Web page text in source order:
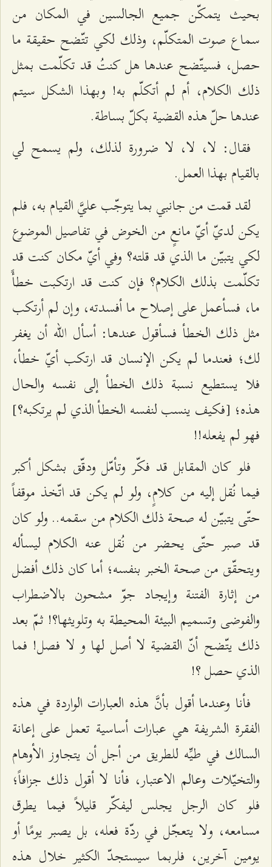
بحيث يتمكّن جميع الجالسين في المكان من
سماع صوت المتكلّم، وذلك لكي تتّضح حقيقة ما
حصل، فسيتّضح عندها هل كنتُ قد تكلّمت بمثل
ذلك الكلام، أم لم أتكلّم به! وبهذا الشكل سيتم
عندها حلّ هذه القضية بكلّ بساطة.
فقال: لا، لا، لا ضرورة لذلك، ولم يسمح لي
بالقيام بهذا العمل.
لقد قمت من جانبي بما يتوجّب عليَّ القيام به، فلم
يكن لديّ أيّ مانعٍ من الخوض في تفاصيل الموضوع
لكي يتبيّن ما الذي قد قلته؟ وفي أيّ مكان كنت قد
تكلّمت بذلك الكلام؟ فإن كنت قد ارتكبت خطأً
ما، فسأعمل على إصلاح ما أفسدته، وإن لم أرتكب
مثل ذلك الخطأ فسأقول عندها: أسأل الله أن يغفر
لك؛ فعندما لم يكن الإنسان قد ارتكب أيّ خطأ،
فلا يستطيع نسبة ذلك الخطأ إلى نفسه والحال
هذه؛ [فكيف ينسب لنفسه الخطأ الذي لم يرتكبه؟]
فهو لم يفعله!!
فلو كان المقابل قد فكّر وتأمّل ودقّق بشكل أكبر
فيما نُقل إليه من كلامٍ، ولو لم يكن قد اتّخذ موقفاً
حتّى يتبيّن له صحة ذلك الكلام من سقمه.. ولو كان
قد صبر حتّى يحضر من نُقل عنه الكلام ليسأله
ويتحقّق من صحة الخبر بنفسه؛ أما كان ذلك أفضل
من إثارة الفتنة وإيجاد جوّ مشحون بالاضطراب
والفوضى وتسميم البيئة المحيطة به وتلويثها؟! ثمّ بعد
ذلك يتّضح أنّ القضية لا أصل لها و لا فصل! فما
الذي حصل ؟!
فأنا وعندما أقول بأنَّ هذه العبارات الواردة في هذه
الفقرة الشريفة هي عبارات أساسية تعمل على إعانة
السالك في طيِّه للطريق من أجل أن يتجاوز الأوهام
والتخيّلات وعالم الاعتبار، فأنا لا أقول ذلك جزافاً؛
فلو كان الرجل يجلس ليفكّر قليلاً فيما يطرق
مسامعه، ولا يتعجّل في ردّة فعله، بل يصبر يومًا أو
يومين آخرين، فلربما سيستجدّ الكثير خلال هذه